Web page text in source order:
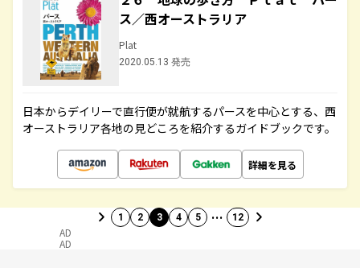
ス／西オーストラリア
Plat
2020.05.13 発売
日本からデイリーで直行便が就航するパースを中心とする、西
オーストラリア各地の見どころを紹介するガイドブックです。
詳細を見る
1 2 3 4 5 … 12
AD
AD